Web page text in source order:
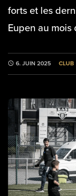
forts et les
Eupen au mois
6. JUIN 2025 CLUB